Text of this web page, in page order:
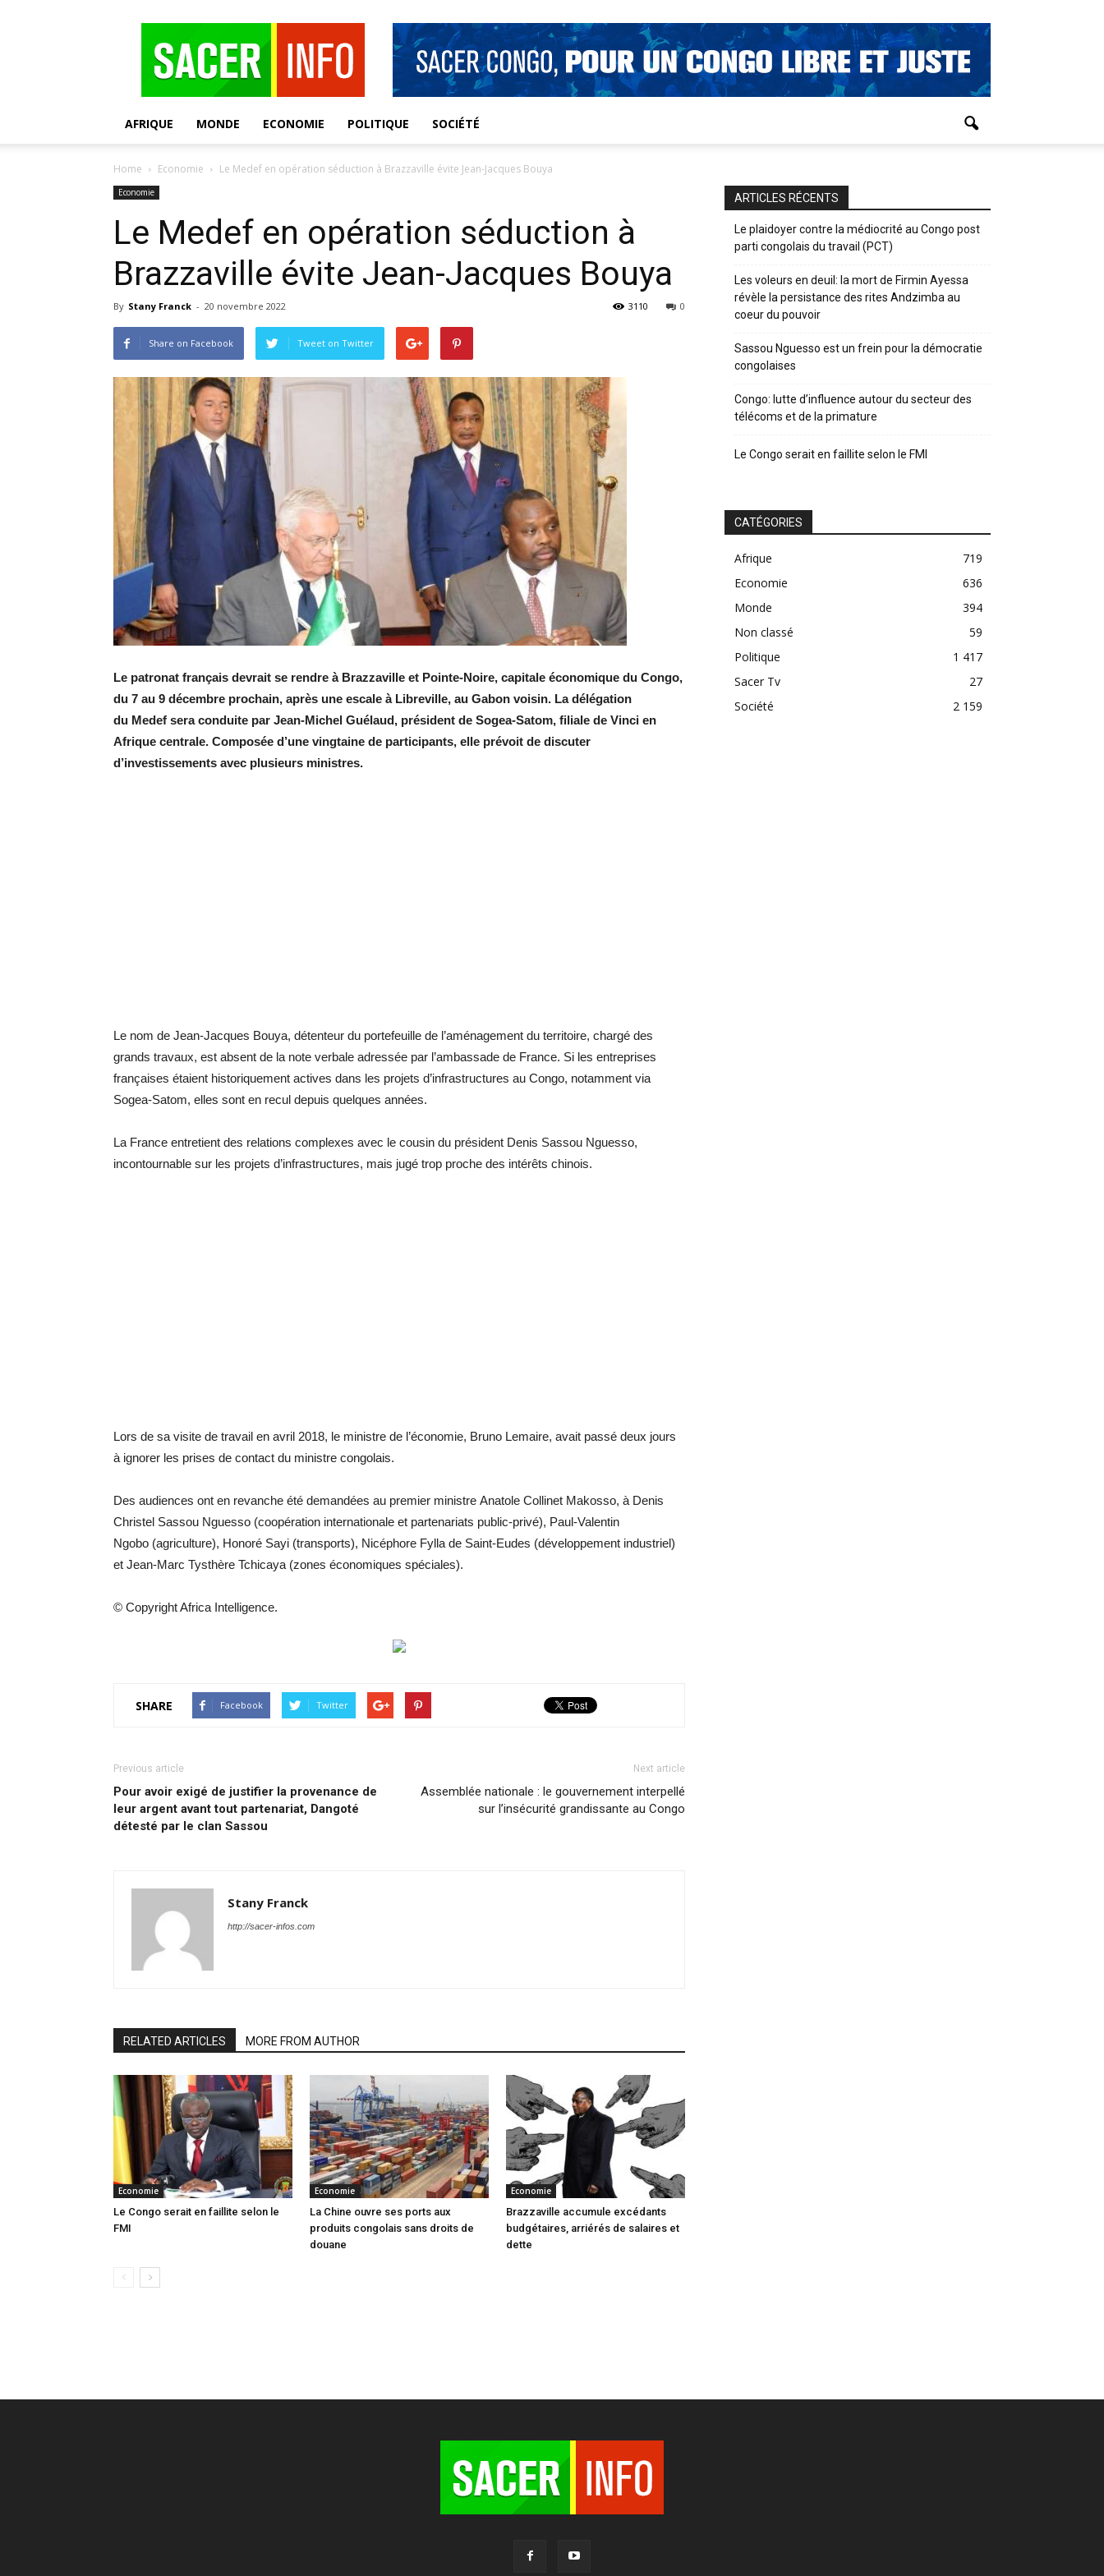
AFRIQUE MONDE ECONOMIE POLITIQUE SOCIÉTÉ
Home Economie Le Medef en opération séduction à Brazzaville évite Jean-Jacques Bouya
Economie
Le Medef en opération séduction à
Brazzaville évite Jean-Jacques Bouya
By Stany Franck - 20 novembre 2022 0
3110
Share on Facebook Tweet on Twitter
Le patronat français devrait se rendre à Brazzaville et Pointe-Noire, capitale économique du Congo,
du 7 au 9 décembre prochain, après une escale à Libreville, au Gabon voisin. La délégation
du Medef sera conduite par Jean-Michel Guélaud, président de Sogea-Satom, filiale de Vinci en
Afrique centrale. Composée d’une vingtaine de participants, elle prévoit de discuter
d’investissements avec plusieurs ministres.
Le nom de Jean-Jacques Bouya, détenteur du portefeuille de l’aménagement du territoire, chargé des
grands travaux, est absent de la note verbale adressée par l’ambassade de France. Si les entreprises
françaises étaient historiquement actives dans les projets d’infrastructures au Congo, notamment via
Sogea-Satom, elles sont en recul depuis quelques années.
La France entretient des relations complexes avec le cousin du président Denis Sassou Nguesso,
incontournable sur les projets d’infrastructures, mais jugé trop proche des intérêts chinois.
Lors de sa visite de travail en avril 2018, le ministre de l’économie, Bruno Lemaire, avait passé deux jours
à ignorer les prises de contact du ministre congolais.
Des audiences ont en revanche été demandées au premier ministre Anatole Collinet Makosso, à Denis
Christel Sassou Nguesso (coopération internationale et partenariats public-privé), Paul-Valentin
Ngobo (agriculture), Honoré Sayi (transports), Nicéphore Fylla de Saint-Eudes (développement industriel)
et Jean-Marc Tysthère Tchicaya (zones économiques spéciales).
© Copyright Africa Intelligence.
SHARE Facebook Twitter
Previous article
Pour avoir exigé de justifier la provenance de
leur argent avant tout partenariat, Dangoté
détesté par le clan Sassou
Next article
Assemblée nationale : le gouvernement interpellé
sur l’insécurité grandissante au Congo
Stany Franck
http://sacer-infos.com
RELATED ARTICLES MORE FROM AUTHOR
Economie
Le Congo serait en faillite selon le
FMI
Economie
La Chine ouvre ses ports aux
produits congolais sans droits de
douane
Economie
Brazzaville accumule excédants
budgétaires, arriérés de salaires et
dette
ARTICLES RÉCENTS
Le plaidoyer contre la médiocrité au Congo post
parti congolais du travail (PCT)
Les voleurs en deuil: la mort de Firmin Ayessa
révèle la persistance des rites Andzimba au
coeur du pouvoir
Sassou Nguesso est un frein pour la démocratie
congolaises
Congo: lutte d’influence autour du secteur des
télécoms et de la primature
Le Congo serait en faillite selon le FMI
CATÉGORIES
Afrique
719
Economie
636
Monde
394
Non classé
59
Politique
1 417
Sacer Tv
27
Société
2 159